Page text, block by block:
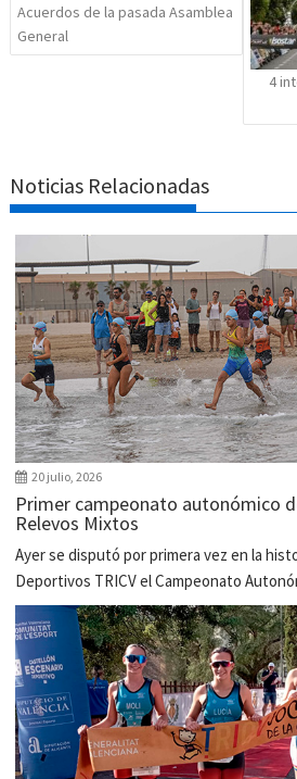
Acuerdos de la pasada Asamblea
General
4
Noticias Relacionadas
20 julio, 2026
Primer campeonato autonómico
Relevos Mixtos
Ayer se disputó por primera vez en la
Deportivos TRICV el Campeonato